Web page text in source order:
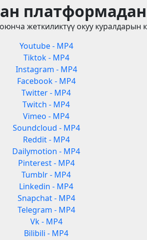
жеткиликтүү окуу куралдарын
Youtube - MP4
Tiktok - MP4
Instagram - MP4
Facebook - MP4
Twitter - MP4
Twitch - MP4
Vimeo - MP4
Soundcloud - MP4
Reddit - MP4
Dailymotion - MP4
Pinterest - MP4
Tumblr - MP4
Linkedin - MP4
Snapchat - MP4
Telegram - MP4
Vk - MP4
Bilibili - MP4